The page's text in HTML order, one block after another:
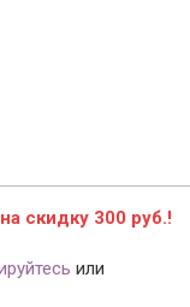
скидку 300 руб.!
или